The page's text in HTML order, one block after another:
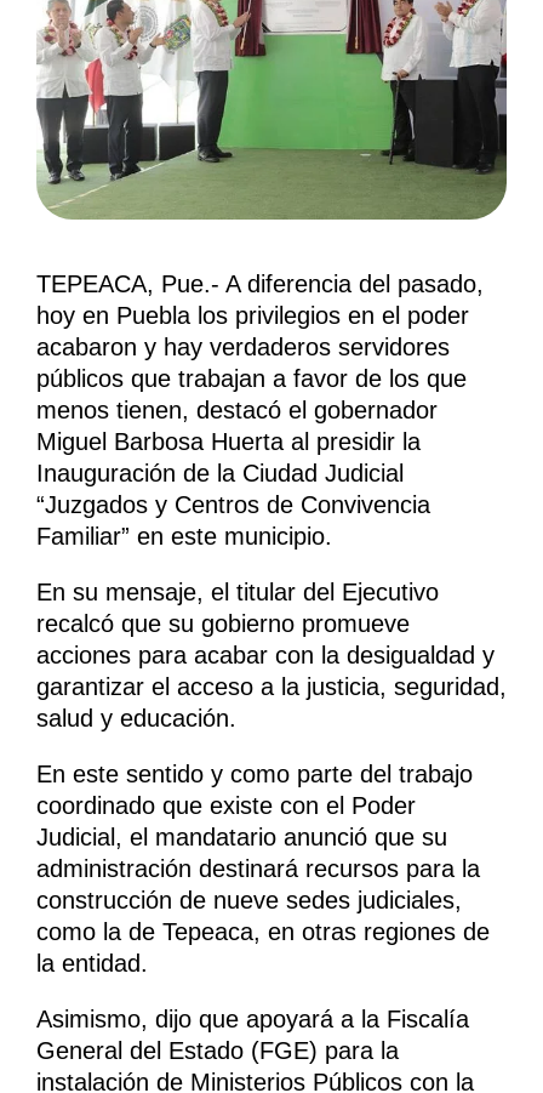
TEPEACA, Pue.- A diferencia del pasado,
hoy en Puebla los privilegios en el poder
acabaron y hay verdaderos servidores
públicos que trabajan a favor de los que
menos tienen, destacó el gobernador
Miguel Barbosa Huerta al presidir la
Inauguración de la Ciudad Judicial
“Juzgados y Centros de Convivencia
Familiar” en este municipio.
En su mensaje, el titular del Ejecutivo
recalcó que su gobierno promueve
acciones para acabar con la desigualdad y
garantizar el acceso a la justicia, seguridad,
salud y educación.
En este sentido y como parte del trabajo
coordinado que existe con el Poder
Judicial, el mandatario anunció que su
administración destinará recursos para la
construcción de nueve sedes judiciales,
como la de Tepeaca, en otras regiones de
la entidad.
Asimismo, dijo que apoyará a la Fiscalía
General del Estado (FGE) para la
instalación de Ministerios Públicos con la